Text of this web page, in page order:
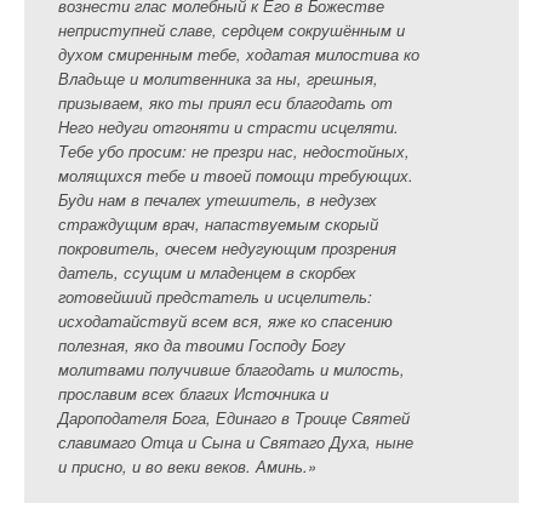
вознести глас молебный к Его в Божестве
неприступней славе, сердцем сокрушённым и
духом смиренным тебе, ходатая милостива ко
Владьще и молитвенника за ны, грешныя,
призываем, яко ты приял еси благодать от
Него недуги отгоняти и страсти исцеляти.
Тебе убо просим: не презри нас, недостойных,
молящихся тебе и твоей помощи требующих.
Буди нам в печалех утешитель, в недузех
страждущим врач, напаствуемым скорый
покровитель, очесем недугующим прозрения
датель, ссущим и младенцем в скорбех
готовейший предстатель и исцелитель:
исходатайствуй всем вся, яже ко спасению
полезная, яко да твоими Господу Богу
молитвами получивше благодать и милость,
прославим всех благих Источника и
Дароподателя Бога, Единаго в Троице Святей
славимаго Отца и Сына и Святаго Духа, ныне
и присно, и во веки веков. Аминь.»